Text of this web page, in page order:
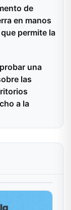
de
en manos
permite la
una
las
a la